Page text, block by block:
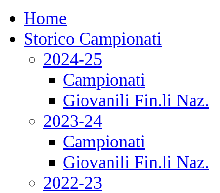
Home
Storico Campionati
2024-25
Campionati
Giovanili Fin.li Naz.
2023-24
Campionati
Giovanili Fin.li Naz.
2022-23